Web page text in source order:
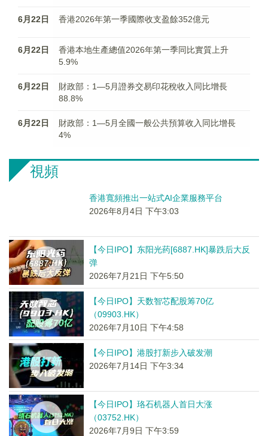
6月22日 ​香港2026年第一季國際收支盈餘352億元
6月22日
香港本地生產總值2026年第一季同比實質上升
5.9%
6月22日
財政部：1—5月證券交易印花稅收入同比增長
88.8%
6月22日
財政部：1—5月全國一般公共預算收入同比增長
4%
視頻
香港寬頻推出一站式AI企業服務平台
2026年8月4日 下午3:03
【今日IPO】东阳光药[6887.HK]暴跌后大反
弹
2026年7月21日 下午5:50
【今日IPO】天数智芯配股筹70亿
（09903.HK）
2026年7月10日 下午4:58
【今日IPO】港股打新步入破发潮
2026年7月14日 下午3:34
【今日IPO】珞石机器人首日大涨
（03752.HK）
2026年7月9日 下午3:59